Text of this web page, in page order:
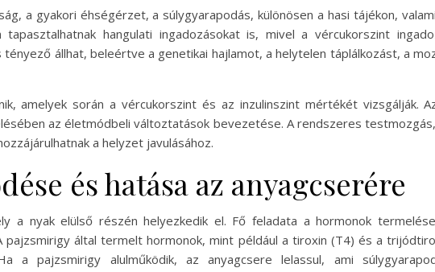
a gyakori éhségérzet, a súlygyarapodás, különösen a hasi tájékon,
tapasztalhatnak hangulati ingadozásokat is, mivel a vércukorszint
állhat, beleértve a genetikai hajlamot, a helytelen táplálkozást, a
amelyek során a vércukorszint és az inzulinszint mértékét vizsgálják.
az életmódbeli változtatások bevezetése. A rendszeres
a helyzet javulásához.
és hatása az anyagcserére
a nyak elülső részén helyezkedik el. Fő feladata a hormonok
által termelt hormonok, mint például a tiroxin (T4) és a
Ha a pajzsmirigy alulműködik, az anyagcsere lelassul, ami